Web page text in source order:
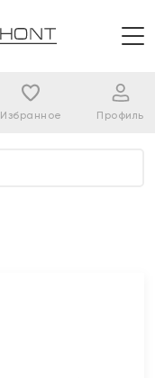
Избранное Профиль